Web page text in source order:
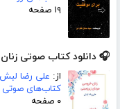
۱۹ صفحه
🎧 دانلود کتاب صوتی
از: علی رضا لبش
کتاب‌های صوتی
۰ صفحه